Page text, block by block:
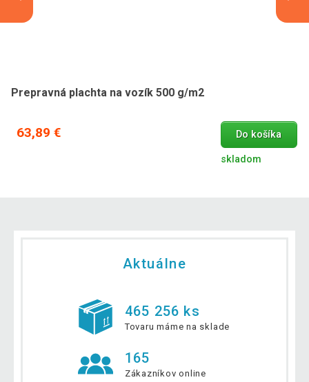
Prepravná plachta na vozík 500 g/m2
63,89 € Do košíka
skladom
Aktuálne
465 256 ks
Tovaru máme na sklade
165
Zákazníkov online